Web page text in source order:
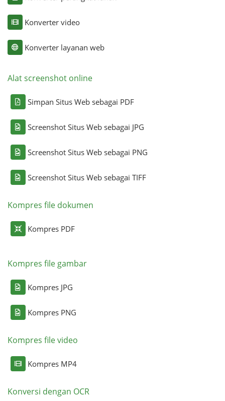
Konverter video
Konverter layanan web
Alat screenshot online
Simpan Situs Web sebagai PDF
Screenshot Situs Web sebagai JPG
Screenshot Situs Web sebagai PNG
Screenshot Situs Web sebagai TIFF
Kompres file dokumen
Kompres PDF
Kompres file gambar
Kompres JPG
Kompres PNG
Kompres file video
Kompres MP4
Konversi dengan OCR